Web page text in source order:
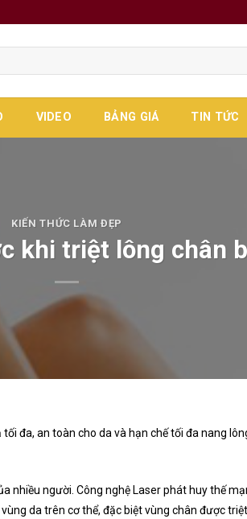
VIDEO BẢNG GIÁ TIN TỨC
KIẾN THỨC LÀM ĐẸP
khi triệt lông chân
tối đa, an toàn cho da và hạn chế tối đa nang
nhiều người. Công nghệ Laser phát huy thế
da trên cơ thể, đặc biệt vùng chân được triệt